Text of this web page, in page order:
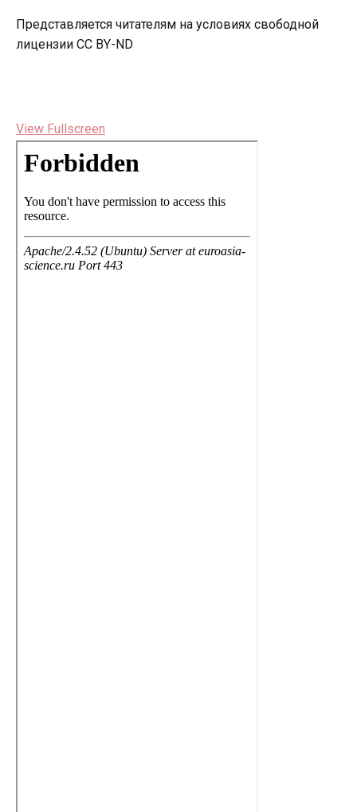
Представляется читателям на условиях свободной
лицензии CC BY-ND
View Fullscreen
Перейти
содержимому
PDF